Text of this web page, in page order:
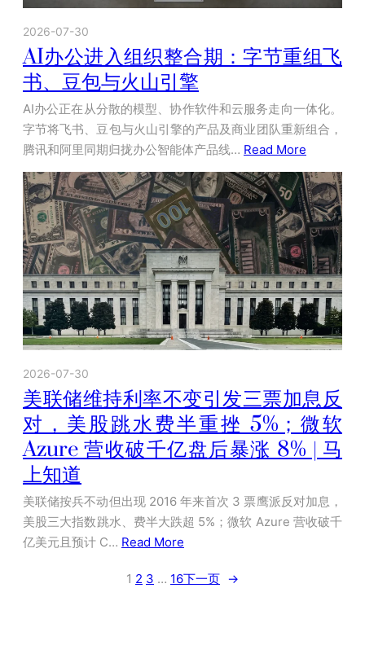
2026-07-30
AI办公进入组织整合期：字节重组飞
书、豆包与火山引擎
AI办公正在从分散的模型、协作软件和云服务走向一体化。
字节将飞书、豆包与火山引擎的产品及商业团队重新组合，
腾讯和阿里同期归拢办公智能体产品线… Read More
2026-07-30
美联储维持利率不变引发三票加息反
对，美股跳水费半重挫 5%；微软
Azure 营收破千亿盘后暴涨 8% | 马
上知道
美联储按兵不动但出现 2016 年来首次 3 票鹰派反对加息，
美股三大指数跳水、费半大跌超 5%；微软 Azure 营收破千
亿美元且预计 C… Read More
1 2 3 … 16下一页 →